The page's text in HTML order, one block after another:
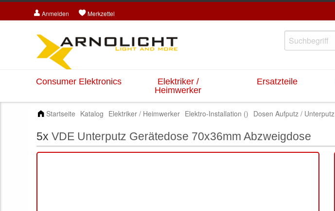
Anmelden Merkzettel
Consumer Elektronics
Elektriker /
Heimwerker
Ersatzteile
Startseite Katalog Elektriker / Heimwerker Elektro-Installation () Dosen Aufputz / Unterputz
5x VDE Unterputz Gerätedose 70x36mm Abzweigdose